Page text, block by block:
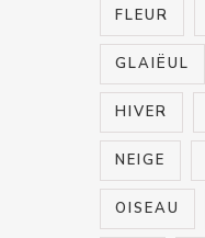
FLEUR
GLAIËUL
HIVER
NEIGE
OISEAU